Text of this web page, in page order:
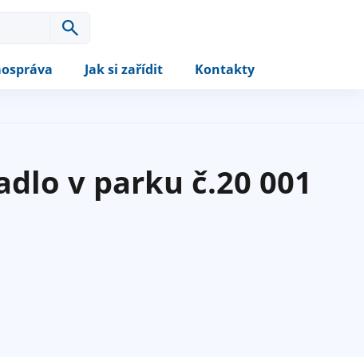
Jak si zařídit Kontakty
v parku č.20 001